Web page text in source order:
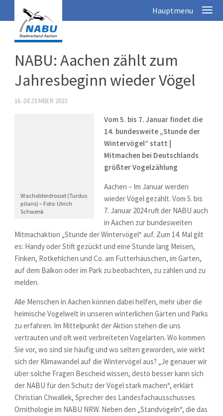
NABU: Aachen zählt zum
Jahresbeginn wieder Vögel
16. DEZEMBER 2023
Wacholderdrossel (Turdus
pilaris) – Foto: Ulrich
Schwenk
Vom 5. bis 7. Januar findet die
14. bundesweite „Stunde der
Wintervögel“ statt |
Mitmachen bei Deutschlands
größter Vogelzählung
Aachen – Im Januar werden
wieder Vögel gezählt. Vom 5. bis
7. Januar 2024 ruft der NABU auch
in Aachen zur bundesweiten
Mitmachaktion „Stunde der Wintervögel“ auf. Zum 14. Mal gilt
es: Handy oder Stift gezückt und eine Stunde lang Meisen,
Finken, Rotkehlchen und Co. am Futterhäuschen, im Garten,
auf dem Balkon oder im Park zu beobachten, zu zählen und zu
melden.
Alle Menschen in Aachen können dabei helfen, mehr über die
heimische Vogelwelt in unseren winterlichen Gärten und Parks
zu erfahren. Im Mittelpunkt der Aktion stehen die uns
vertrauten und oft weit verbreiteten Vogelarten. Wo kommen
Sie vor, wo sind sie häufig und wo selten geworden, wie wirkt
sich der Klimawandel auf die Wintervögel aus? „Je genauer wir
über solche Fragen Bescheid wissen, desto besser kann sich
der NABU für den Schutz der Vögel stark machen“, erklärt
Christian Chwallek, Sprecher des Landesfachausschusses
Ornithologie im NABU NRW. Neben den „Standvögeln“, die das